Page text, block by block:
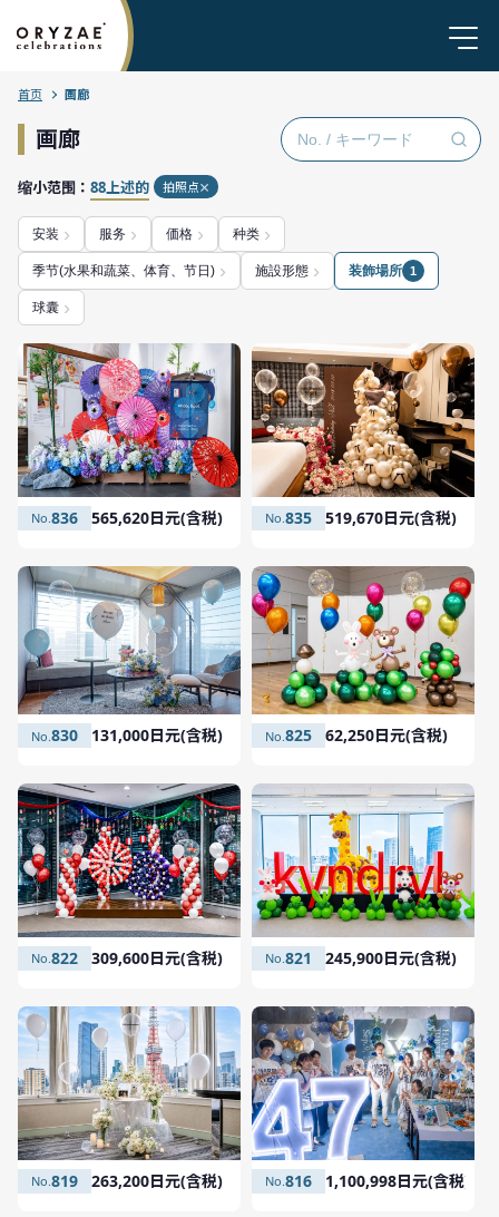
首页 画廊
画廊
缩小范围： 88上述的 拍照点
安装 服务 価格 种类
季节(水果和蔬菜、体育、节日) 施設形態 装飾場所 1
球囊
836 565,620日元(含税) 835 519,670日元(含税)
830 131,000日元(含税) 825 62,250日元(含税)
822 309,600日元(含税) 821 245,900日元(含税)
819 263,200日元(含税) 816 1,100,998日元(含税)